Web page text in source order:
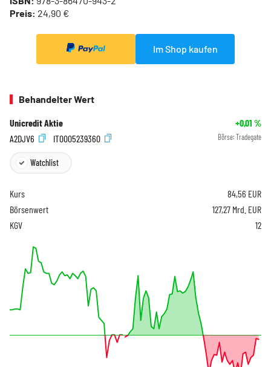
Preis: 24,90 €
Im Shop kaufen
Behandelter Wert
Unicredit Aktie +0,01 %
A2DJV6
IT0005239360 Börse: Tradegate
Watchlist
Kurs 84,56 EUR
Börsenwert
127,27 Mrd. EUR
KGV
12